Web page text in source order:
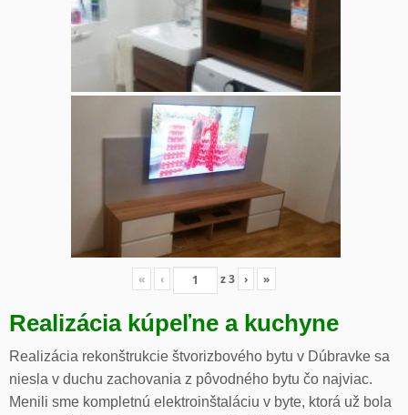
« ‹ z3 › »
Realizácia kúpeľne a kuchyne
Realizácia rekonštrukcie štvorizbového bytu v Dúbravke sa
niesla v duchu zachovania z pôvodného bytu čo najviac.
Menili sme kompletnú elektroinštaláciu v byte, ktorá už bola